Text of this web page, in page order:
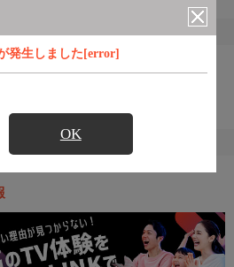
発生しました[error]
OK
番組